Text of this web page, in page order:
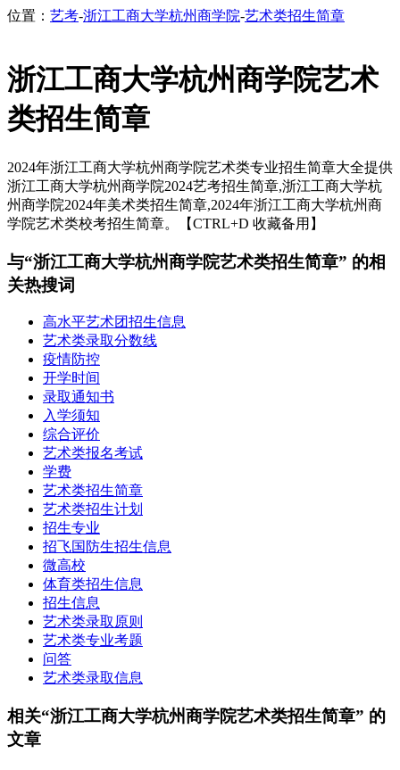
位置： 艺考-浙江工商大学杭州商学院-艺术类招生简章
浙江工商大学杭州商学院艺术
类招生简章
2024年浙江工商大学杭州商学院艺术类专业招生简章大全提供
浙江工商大学杭州商学院2024艺考招生简章,浙江工商大学杭
州商学院2024年美术类招生简章,2024年浙江工商大学杭州商
学院艺术类校考招生简章。【CTRL+D 收藏备用】
与“浙江工商大学杭州商学院艺术类招生简章” 的相
关热搜词
高水平艺术团招生信息
艺术类录取分数线
疫情防控
开学时间
录取通知书
入学须知
综合评价
艺术类报名考试
学费
艺术类招生简章
艺术类招生计划
招生专业
招飞国防生招生信息
微高校
体育类招生信息
招生信息
艺术类录取原则
艺术类专业考题
问答
艺术类录取信息
相关“浙江工商大学杭州商学院艺术类招生简章” 的
文章